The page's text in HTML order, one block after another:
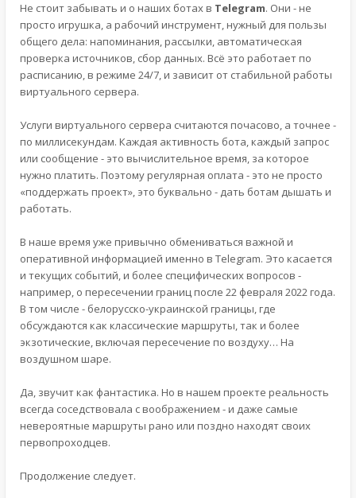
Не стоит забывать и о наших ботах в Telegram. Они - не
просто игрушка, а рабочий инструмент, нужный для пользы
общего дела: напоминания, рассылки, автоматическая
проверка источников, сбор данных. Всё это работает по
расписанию, в режиме 24/7, и зависит от стабильной работы
виртуального сервера.
Услуги виртуального сервера считаются почасово, а точнее -
по миллисекундам. Каждая активность бота, каждый запрос
или сообщение - это вычислительное время, за которое
нужно платить. Поэтому регулярная оплата - это не просто
«поддержать проект», это буквально - дать ботам дышать и
работать.
В наше время уже привычно обмениваться важной и
оперативной информацией именно в Telegram. Это касается
и текущих событий, и более специфических вопросов -
например, о пересечении границ после 22 февраля 2022 года.
В том числе - белорусско-украинской границы, где
обсуждаются как классические маршруты, так и более
экзотические, включая пересечение по воздуху… На
воздушном шаре.
Да, звучит как фантастика. Но в нашем проекте реальность
всегда соседствовала с воображением - и даже самые
невероятные маршруты рано или поздно находят своих
первопроходцев.
Продолжение следует.